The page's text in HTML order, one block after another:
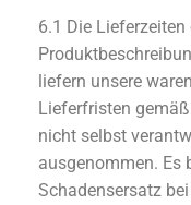
6.1 Die
liefern unsere
Lieferfristen
nicht selbst
ausgenommen. Es
Schadensersatz